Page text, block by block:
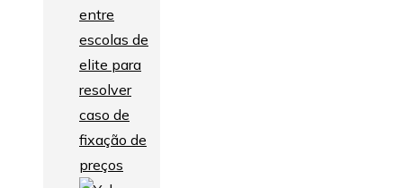
entre
escolas de
elite para
resolver
caso de
fixação de
preços